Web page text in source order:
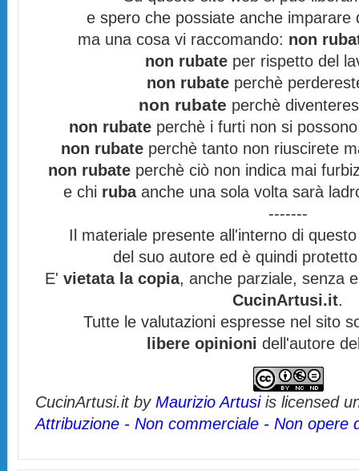
e spero che possiate anche imparare
ma una cosa vi raccomando: non
non rubate per rispetto del
non rubate perchè
non rubate perchè
non rubate perchè i furti non si
non rubate perchè tanto non riuscirete
non rubate perchè ciò non indica mai
e chi rubaanche una sola volta sarà
-------
Il materiale presente all'interno di
del suo autore ed è quindi
E'vietata la copia, anche parziale, senza
CucinArtusi.it.
Tutte le valutazioni espresse nel sito
libere opinioni dell'autore
CucinArtusi.itbyMaurizio Artusiis licensed
Attribuzione - Non commerciale - Non opere